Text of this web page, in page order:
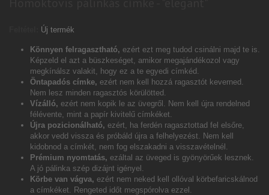
Új termék
Könnyen felragasztható, ezért ezt meg tudod csinálni majd te is.
Képzeld el azt a büszkeséget, amikor megajándékozol vagy
megkínálsz valakit, hogy ez a te egyedi címkéd.
Öntapadós címke, ezért nem kell hozzá ragasztót keverned.
Nem lesz minden ragasztós körülötted.
Vízálló, ezért nem kopik le az üvegről. Nem kell újra rendelned
félévente, mint a papír kivitelű címkéket.
Újra pozicionálható, ezért, ha ferdén ragasztottad fel elsőre,
akkor vedd vissza és próbáld újra a felhelyezést. Nem kell
kidobnod a címkét, nem fog elszakadni a visszavételnél.
Prémium nyomtatás, ezáltal az üveged is gyönyörűek lesznek.
A jó pálinka szép dizájnt igényel.
Körbe van vágva, ezért nem neked kell ollóval körbefaricskálnod
a címkéket. Rengeted időt megspórolva ezzel.